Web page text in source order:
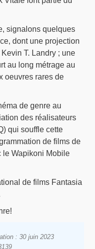
signalons quelques
dont une projection
T. Landry ; une
au long métrage au
oeuvres rares de
de genre au
des réalisateurs
qui souffle cette
de films de
le Wapikoni Mobile
de films Fantasia
: 30 juin 2023